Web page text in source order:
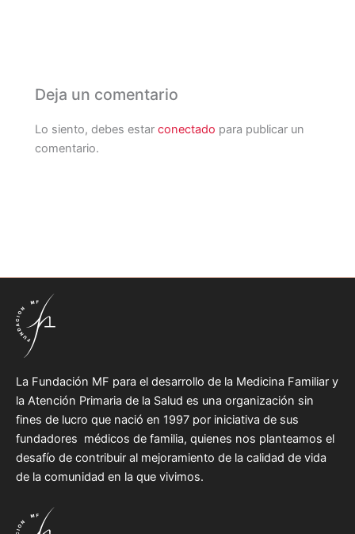
Deja un comentario
Lo siento, debes estarconectado para publicar un
comentario.
La Fundación MF para el desarrollo de la Medicina Familiar y
la Atención Primaria de la Salud es una organización sin
fines de lucro que nació en 1997 por iniciativa de sus
fundadores médicos de familia, quienes nos planteamos el
desafío de contribuir al mejoramiento de la calidad de vida
de la comunidad en la que vivimos.